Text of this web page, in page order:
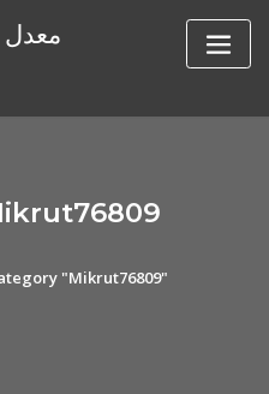
معدل
"Mikrut76809"